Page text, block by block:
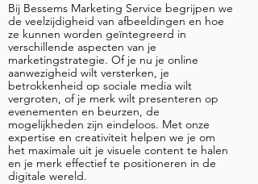
Bij Bessems Marketing Service begrijpen we
de veelzijdigheid van afbeeldingen en hoe
ze kunnen worden geïntegreerd in
verschillende aspecten van je
marketingstrategie. Of je nu je online
aanwezigheid wilt versterken, je
betrokkenheid op sociale media wilt
vergroten, of je merk wilt presenteren op
evenementen en beurzen, de
mogelijkheden zijn eindeloos. Met onze
expertise en creativiteit helpen we je om
het maximale uit je visuele content te halen
en je merk effectief te positioneren in de
digitale wereld.